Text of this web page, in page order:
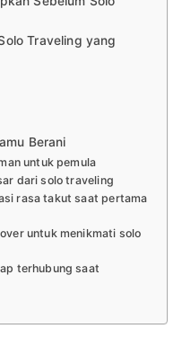
Traveling yang
Berani
untuk pemula
dari solo traveling
rasa takut saat pertama
untuk menikmati solo
terhubung saat